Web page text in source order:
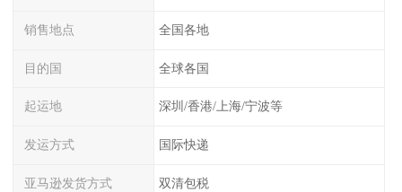
销售地点 全国各地
目的国 全球各国
起运地 深圳/香港/上海/宁波等
发运方式 国际快递
亚马逊发货方式 双清包税